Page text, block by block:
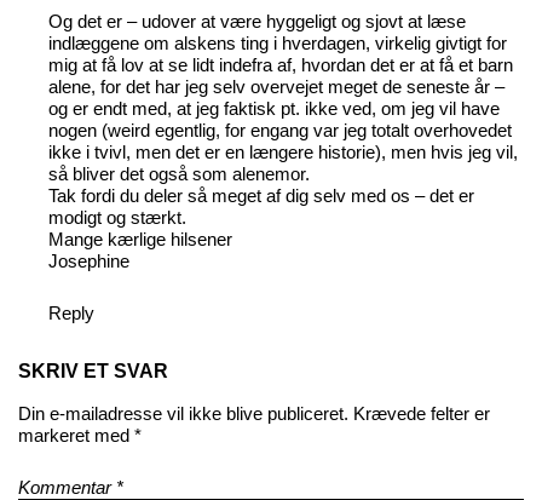
Og det er – udover at være hyggeligt og sjovt at læse
indlæggene om alskens ting i hverdagen, virkelig givtigt for
mig at få lov at se lidt indefra af, hvordan det er at få et barn
alene, for det har jeg selv overvejet meget de seneste år –
og er endt med, at jeg faktisk pt. ikke ved, om jeg vil have
nogen (weird egentlig, for engang var jeg totalt overhovedet
ikke i tvivl, men det er en længere historie), men hvis jeg vil,
så bliver det også som alenemor.
Tak fordi du deler så meget af dig selv med os – det er
modigt og stærkt.
Mange kærlige hilsener
Josephine
Reply
SKRIV ET SVAR
Din e-mailadresse vil ikke blive publiceret. Krævede felter er
markeret med *
Kommentar *